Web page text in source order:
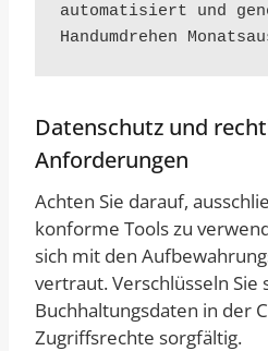
automatisiert und
Handumdrehen
Datenschutz und
Anforderungen
Achten Sie darauf,
konforme Tools zu
sich mit den
vertraut. Verschlüsseln Sie
Buchhaltungsdaten in der
Zugriffsrechte sorgfältig.